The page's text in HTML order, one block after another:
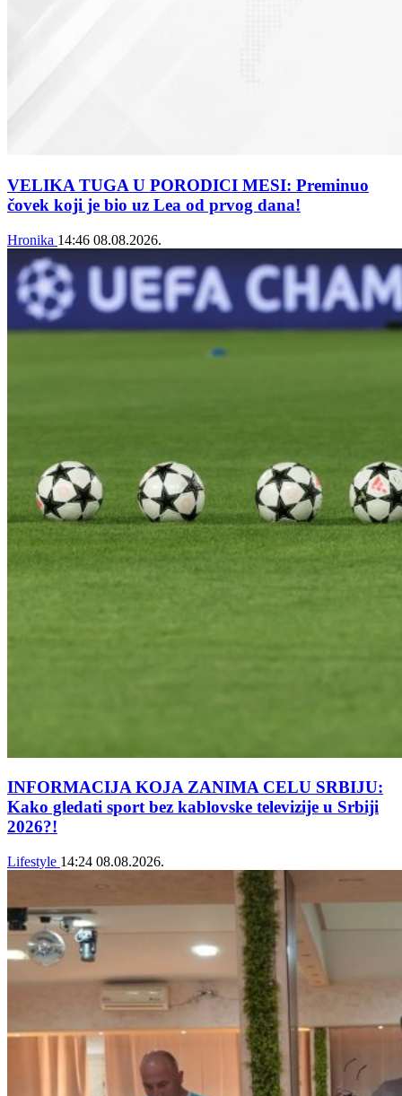
VELIKA TUGA U PORODICI MESI: Preminuo
čovek koji je bio uz Lea od prvog dana!
Hronika 14:46 08.08.2026.
INFORMACIJA KOJA ZANIMA CELU SRBIJU:
Kako gledati sport bez kablovske televizije u Srbiji
2026?!
Lifestyle 14:24 08.08.2026.